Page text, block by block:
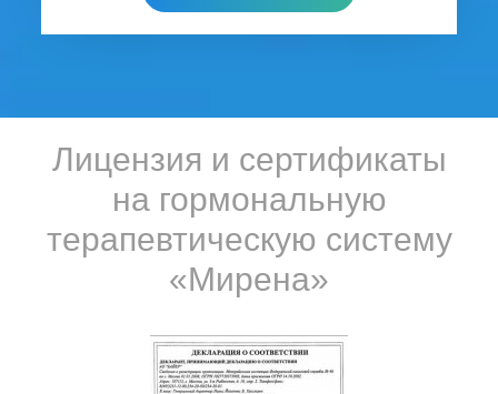
Лицензия и сертификаты
на гормональную
терапевтическую систему
«Мирена»